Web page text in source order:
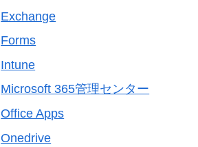
Exchange
Forms
Intune
Microsoft 365管理センター
Office Apps
Onedrive